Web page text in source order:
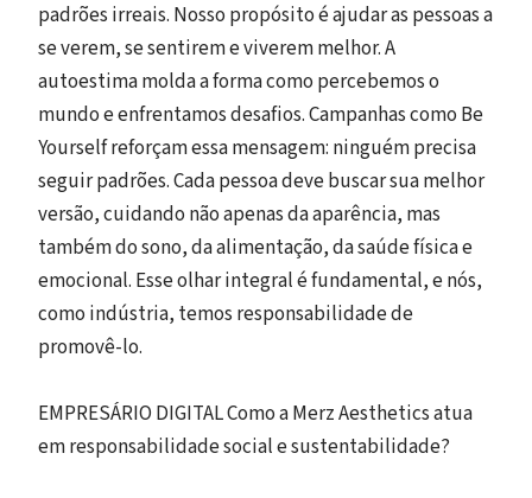
padrões irreais. Nosso propósito é ajudar as pessoas a
se verem, se sentirem e viverem melhor. A
autoestima molda a forma como percebemos o
mundo e enfrentamos desafios. Campanhas como Be
Yourself reforçam essa mensagem: ninguém precisa
seguir padrões. Cada pessoa deve buscar sua melhor
versão, cuidando não apenas da aparência, mas
também do sono, da alimentação, da saúde física e
emocional. Esse olhar integral é fundamental, e nós,
como indústria, temos responsabilidade de
promovê-lo.
EMPRESÁRIO DIGITAL Como a Merz Aesthetics atua
em responsabilidade social e sustentabilidade?